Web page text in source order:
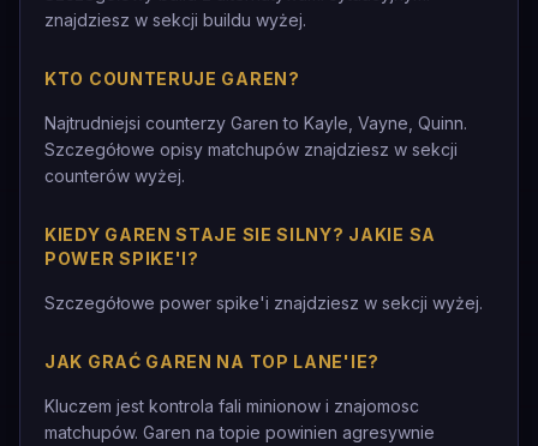
znajdziesz w sekcji buildu wyżej.
KTO COUNTERUJE GAREN?
Najtrudniejsi counterzy Garen to Kayle, Vayne, Quinn.
Szczegółowe opisy matchupów znajdziesz w sekcji
counterów wyżej.
KIEDY GAREN STAJE SIE SILNY? JAKIE SA
POWER SPIKE'I?
Szczegółowe power spike'i znajdziesz w sekcji wyżej.
JAK GRAĆ GAREN NA TOP LANE'IE?
Kluczem jest kontrola fali minionow i znajomosc
matchupów. Garen na topie powinien agresywnie